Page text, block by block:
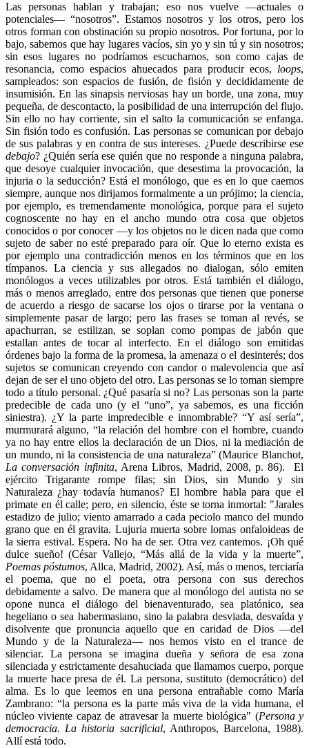
Las personas hablan y trabajan; eso nos vuelve —actuales o
potenciales— “nosotros”. Estamos nosotros y los otros, pero los
otros forman con obstinación su propio nosotros. Por fortuna, por lo
bajo, sabemos que hay lugares vacíos, sin yo y sin tú y sin nosotros;
sin esos lugares no podríamos escucharnos, son como cajas de
resonancia, como espacios ahuecados para producir ecos, loops,
sampleados: son espacios de fusión, de fisión y decididamente de
insumisión. En las sinapsis nerviosas hay un borde, una zona, muy
pequeña, de descontacto, la posibilidad de una interrupción del flujo.
Sin ello no hay corriente, sin el salto la comunicación se enfanga.
Sin fisión todo es confusión. Las personas se comunican por debajo
de sus palabras y en contra de sus intereses. ¿Puede describirse ese
debajo? ¿Quién sería ese quién que no responde a ninguna palabra,
que desoye cualquier invocación, que desestima la provocación, la
injuria o la seducción? Está el monólogo, que es en lo que caemos
siempre, aunque nos dirijamos formalmente a un prójimo; la ciencia,
por ejemplo, es tremendamente monológica, porque para el sujeto
cognoscente no hay en el ancho mundo otra cosa que objetos
conocidos o por conocer —y los objetos no le dicen nada que como
sujeto de saber no esté preparado para oír. Que lo eterno exista es
por ejemplo una contradicción menos en los términos que en los
tímpanos. La ciencia y sus allegados no dialogan, sólo emiten
monólogos a veces utilizables por otros. Está también el diálogo,
más o menos arreglado, entre dos personas que tienen que ponerse
de acuerdo a riesgo de sacarse los ojos o tirarse por la ventana o
simplemente pasar de largo; pero las frases se toman al revés, se
apachurran, se estilizan, se soplan como pompas de jabón que
estallan antes de tocar al interfecto. En el diálogo son emitidas
órdenes bajo la forma de la promesa, la amenaza o el desinterés; dos
sujetos se comunican creyendo con candor o malevolencia que así
dejan de ser el uno objeto del otro. Las personas se lo toman siempre
todo a título personal. ¿Qué pasaría si no? Las personas son la parte
predecible de cada uno (y el “uno”, ya sabemos, es una ficción
siniestra). ¿Y la parte impredecible e innombrable? “Y así sería”,
murmurará alguno, “la relación del hombre con el hombre, cuando
ya no hay entre ellos la declaración de un Dios, ni la mediación de
un mundo, ni la consistencia de una naturaleza” (Maurice Blanchot,
La conversación infinita, Arena Libros, Madrid, 2008, p. 86). El
ejército Trigarante rompe filas; sin Dios, sin Mundo y sin
Naturaleza ¿hay todavía humanos? El hombre habla para que el
primate en él calle; pero, en silencio, éste se torna inmortal: "Jarales
estadizo de julio; viento amarrado a cada peciolo manco del mundo
grano que en él gravita. Lujuria muerta sobre lomas onfaloideas de
la sierra estival. Espera. No ha de ser. Otra vez cantemos. ¡Oh qué
dulce sueño! (César Vallejo, “Más allá de la vida y la muerte”,
Poemas póstumos, Allca, Madrid, 2002). Así, más o menos, terciaría
el poema, que no el poeta, otra persona con sus derechos
debidamente a salvo. De manera que al monólogo del autista no se
opone nunca el diálogo del bienaventurado, sea platónico, sea
hegeliano o sea habermasiano, sino la palabra desviada, desvaída y
disolvente que pronuncia aquello que en caridad de Dios —del
Mundo y de la Naturaleza— nos hemos visto en el trance de
silenciar. La persona se imagina dueña y señora de esa zona
silenciada y estrictamente desahuciada que llamamos cuerpo, porque
la muerte hace presa de él. La persona, sustituto (democrático) del
alma. Es lo que leemos en una persona entrañable como María
Zambrano: “la persona es la parte más viva de la vida humana, el
núcleo viviente capaz de atravesar la muerte biológica" (Persona y
democracia. La historia sacrificial, Anthropos, Barcelona, 1988).
Allí está todo.